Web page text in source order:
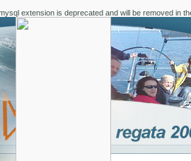
extension is deprecated and will be removed in